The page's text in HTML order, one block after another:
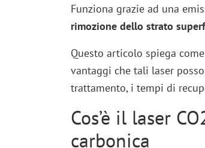
Funziona grazie ad una
rimozione dello strato
Questo articolo spiega
vantaggi che tali laser
trattamento, i tempi di
Cos’è il laser
carbonica